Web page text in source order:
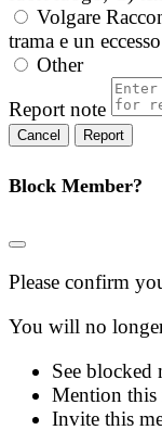
Volgare
trama e un
Other
Report note
Report
Block Member?
Please confirm
You will no
See blocked
Mention this
Invite this